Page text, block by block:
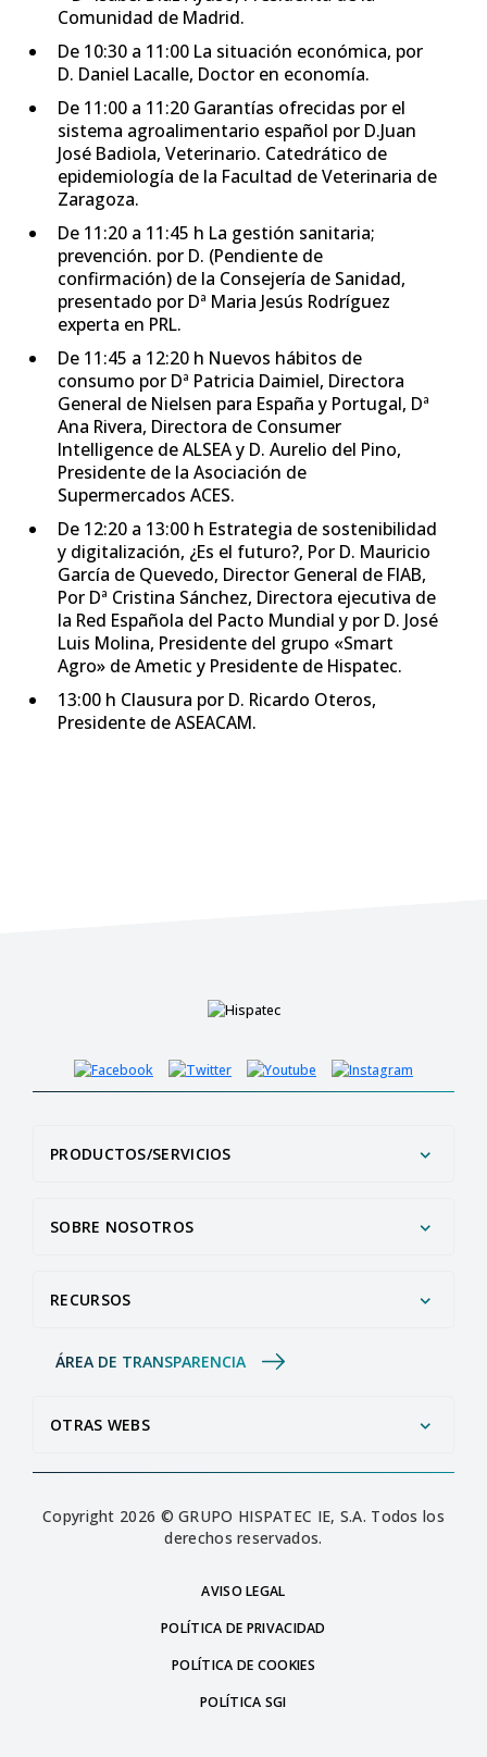
Comunidad de Madrid.
De 10:30 a 11:00 La situación económica, por
D. Daniel Lacalle, Doctor en economía.
De 11:00 a 11:20 Garantías ofrecidas por el
sistema agroalimentario español por D.Juan
José Badiola, Veterinario. Catedrático de
epidemiología de la Facultad de Veterinaria de
Zaragoza.
De 11:20 a 11:45 h La gestión sanitaria;
prevención. por D. (Pendiente de
confirmación) de la Consejería de Sanidad,
presentado por Dª Maria Jesús Rodríguez
experta en PRL.
De 11:45 a 12:20 h Nuevos hábitos de
consumo por Dª Patricia Daimiel, Directora
General de Nielsen para España y Portugal, Dª
Ana Rivera, Directora de Consumer
Intelligence de ALSEA y D. Aurelio del Pino,
Presidente de la Asociación de
Supermercados ACES.
De 12:20 a 13:00 h Estrategia de sostenibilidad
y digitalización, ¿Es el futuro?, Por D. Mauricio
García de Quevedo, Director General de FIAB,
Por Dª Cristina Sánchez, Directora ejecutiva de
la Red Española del Pacto Mundial y por D. José
Luis Molina, Presidente del grupo «Smart
Agro» de Ametic y Presidente de Hispatec.
13:00 h Clausura por D. Ricardo Oteros,
Presidente de ASEACAM.
PRODUCTOS/SERVICIOS
SOBRE NOSOTROS
RECURSOS
ÁREA DE TRANSPARENCIA
OTRAS WEBS
Copyright 2026 © GRUPO HISPATEC IE, S.A. Todos los
derechos reservados.
AVISO LEGAL
POLÍTICA DE PRIVACIDAD
POLÍTICA DE COOKIES
POLÍTICA SGI